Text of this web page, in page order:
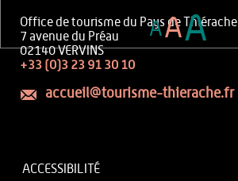
Office de tourisme du Pays de Thiérache
7 avenue du Préau
02140 VERVINS
+33 (0)3 23 91 30 10
accueil@tourisme-thierache.fr
ACCESSIBILITÉ
AAA